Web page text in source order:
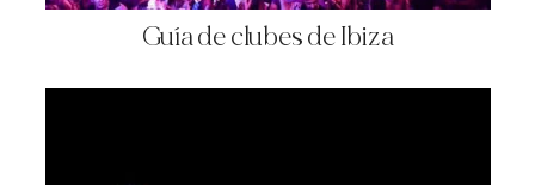
Guía de clubes de Ibiza